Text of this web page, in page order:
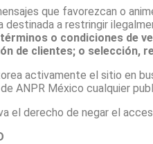
que favorezcan o
destinada a restringir
o condiciones de
de clientes; o selección,
activamente el sitio en
ANPR México cualquier
el derecho de negar el